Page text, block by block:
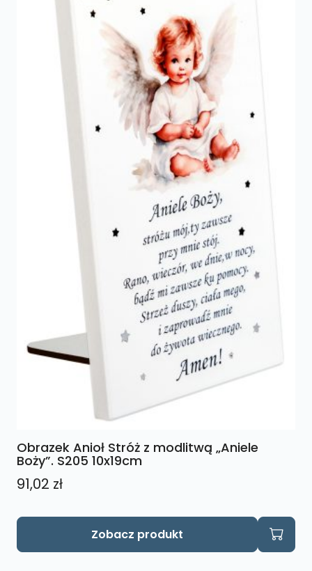
Obrazek Anioł Stróż z modlitwą „Aniele
Boży”. S205 10x19cm
91,02 zł
Zobacz produkt